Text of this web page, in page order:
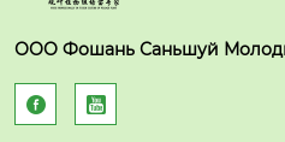
ООО Фошань Саньшуй
 